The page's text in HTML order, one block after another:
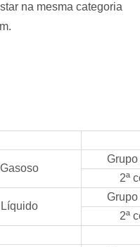
na mesma categoria
Gasoso
2ª
Líquido
2ª